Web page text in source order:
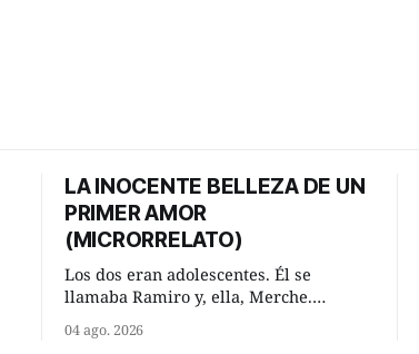
LA INOCENTE BELLEZA DE UN
PRIMER AMOR
(MICRORRELATO)
Los dos eran adolescentes. Él se
llamaba Ramiro y, ella, Merche.
domingo de verano, a las ocho de la
04 ago. 2026